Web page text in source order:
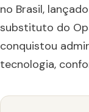
no Brasil,
substituto do
conquistou
tecnologia,